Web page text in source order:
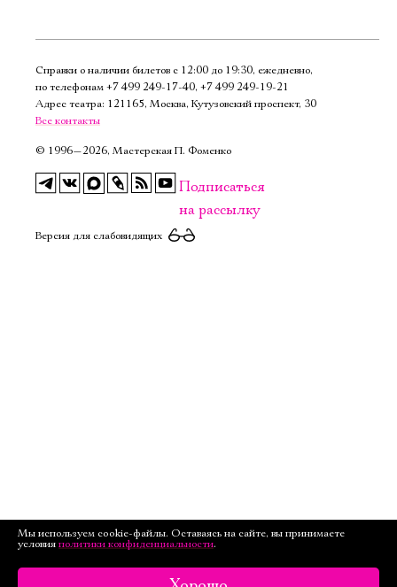
Справки о наличии билетов с 12:00 до 19:30, ежедневно,
по телефонам +7 499 249‑17‑40, +7 499 249‑19‑21
Адрес театра: 121165, Москва, Кутузовский проспект, 30
Все контакты
© 1996—2026, Мастерская П. Фоменко
Подписаться
на рассылку
Версия для слабовидящих
Мы используем cookie-файлы. Оставаясь на сайте, вы принимаете
условия политики конфиденциальности.